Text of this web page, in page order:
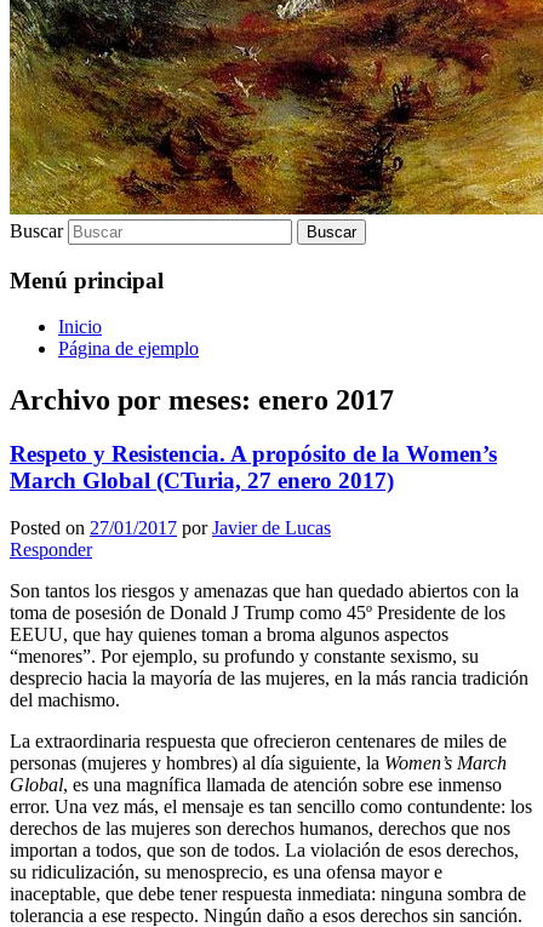
Buscar
Menú principal
Inicio
Página de ejemplo
Archivo por meses: enero 2017
Respeto y Resistencia. A propósito de la Women’s
March Global (CTuria, 27 enero 2017)
Posted on 27/01/2017 porJavier de Lucas
Responder
Son tantos los riesgos y amenazas que han quedado abiertos con la
toma de posesión de Donald J Trump como 45º Presidente de los
EEUU, que hay quienes toman a broma algunos aspectos
“menores”. Por ejemplo, su profundo y constante sexismo, su
desprecio hacia la mayoría de las mujeres, en la más rancia tradición
del machismo.
La extraordinaria respuesta que ofrecieron centenares de miles de
personas (mujeres y hombres) al día siguiente, la Women’s March
Global, es una magnífica llamada de atención sobre ese inmenso
error. Una vez más, el mensaje es tan sencillo como contundente: los
derechos de las mujeres son derechos humanos, derechos que nos
importan a todos, que son de todos. La violación de esos derechos,
su ridiculización, su menosprecio, es una ofensa mayor e
inaceptable, que debe tener respuesta inmediata: ninguna sombra de
tolerancia a ese respecto. Ningún daño a esos derechos sin sanción.